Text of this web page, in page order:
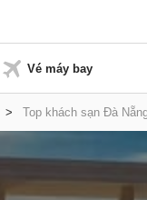
Vé máy bay
> Top khách sạn Đà